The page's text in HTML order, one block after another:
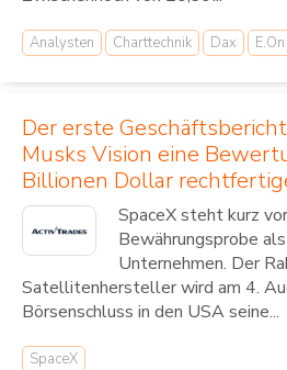
Analysten Charttechnik Dax E.On
Der erste
Musks Vision eine
Billionen Dollar
SpaceX steht kurz
Bewährungsprobe
Unternehmen. Der
Satellitenhersteller wird am 4.
Börsenschluss in den USA seine...
SpaceX